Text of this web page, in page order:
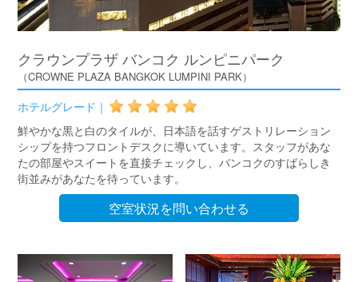
クラウンプラザ バンコク ルンピニパーク
（CROWNE PLAZA BANGKOK LUMPINI PARK）
ホテルグレード｜
鮮やかな黒と白のタイルが、日本語を話すゲストリレーション
シップを持つフロントデスクに導いています。スタッフがあな
たの部屋やスイートを直接チェックし、バンコクのすばらしき
街並みがあなたを待っています。
空室状況を問い合わせる